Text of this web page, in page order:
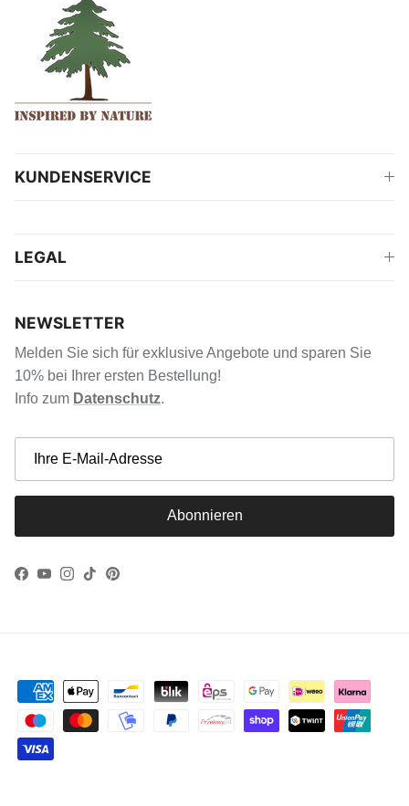
KUNDENSERVICE
LEGAL
NEWSLETTER
Melden Sie sich für exklusive Angebote und sparen Sie
10% bei Ihrer ersten Bestellung!
Info zum Datenschutz.
Abonnieren
Facebook
YouTube
Instagram
TikTokPinterest